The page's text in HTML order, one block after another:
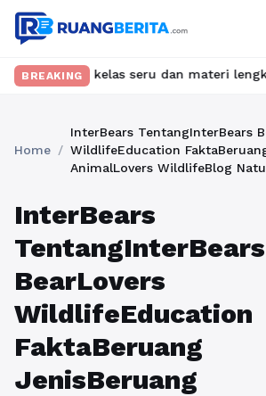
BREAKING
kelas seru dan materi lengkap
Home /
InterBears TentangInterBears
WildlifeEducation
AnimalLovers WildlifeBlog
InterBears
TentangInterBears
BearLovers
WildlifeEducation
FaktaBeruang
JenisBeruang